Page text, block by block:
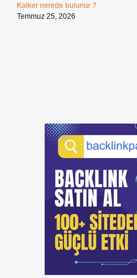
Kalker nerede bulunur ?
Temmuz 25, 2026